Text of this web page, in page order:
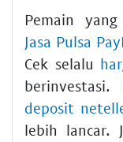
Pemain
Jasa Pulsa
Cek selalu
deposit
lebih lancar.